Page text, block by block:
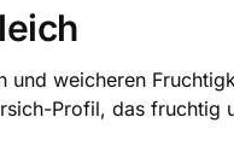
weicheren
Profil, das